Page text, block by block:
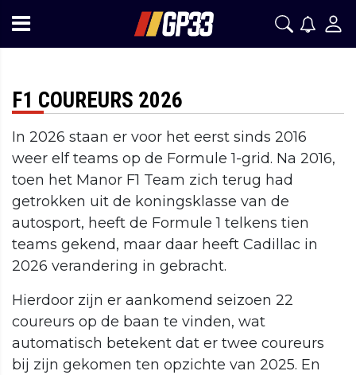
F1 COUREURS 2026
In 2026 staan er voor het eerst sinds 2016
weer elf teams op de Formule 1-grid. Na 2016,
toen het Manor F1 Team zich terug had
getrokken uit de koningsklasse van de
autosport, heeft de Formule 1 telkens tien
teams gekend, maar daar heeft Cadillac in
2026 verandering in gebracht.
Hierdoor zijn er aankomend seizoen 22
coureurs op de baan te vinden, wat
automatisch betekent dat er twee coureurs
bij zijn gekomen ten opzichte van 2025. En